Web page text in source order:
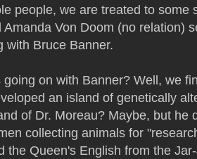
people, we are treated to some
Amanda Von Doom (no relation)
with Bruce Banner.
going on with Banner? Well, we
an island of genetically
of Dr. Moreau? Maybe, but he
collecting animals for
the Queen's English from the